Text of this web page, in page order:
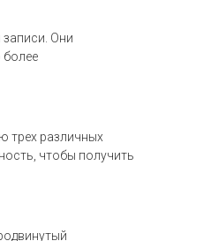
Они
более
трех различных
чтобы получить